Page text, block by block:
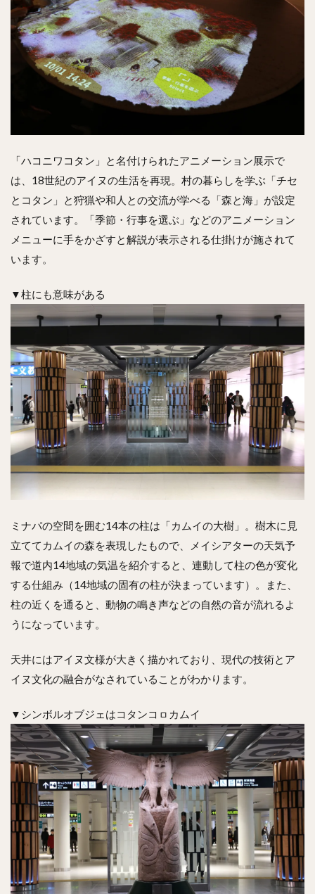
「ハコニワコタン」と名付けられたアニメーション展示で
は、18世紀のアイヌの生活を再現。村の暮らしを学ぶ「チセ
とコタン」と狩猟や和人との交流が学べる「森と海」が設定
されています。「季節・行事を選ぶ」などのアニメーション
メニューに手をかざすと解説が表示される仕掛けが施されて
います。
▼柱にも意味がある
ミナパの空間を囲む14本の柱は「カムイの大樹」。樹木に見
立ててカムイの森を表現したもので、メイシアターの天気予
報で道内14地域の気温を紹介すると、連動して柱の色が変化
する仕組み（14地域の固有の柱が決まっています）。また、
柱の近くを通ると、動物の鳴き声などの自然の音が流れるよ
うになっています。
天井にはアイヌ文様が大きく描かれており、現代の技術とア
イヌ文化の融合がなされていることがわかります。
▼シンボルオブジェはコタンコㇿカムイ